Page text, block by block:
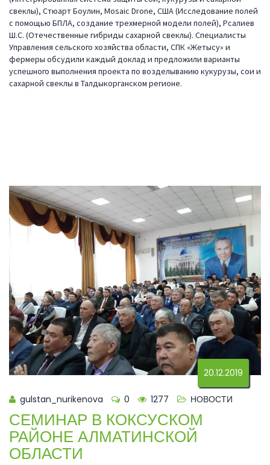
свеклы), Стюарт Боулин, Mosaic Drone, США (Исследование полей
с помощью БПЛА, создание трехмерной модели полей), Рсалиев
Ш.С. (Отечественные гибриды сахарной свеклы). Специалисты
Управления сельского хозяйства области, СПК «Жетысу» и
фермеры обсудили каждый доклад и предложили варианты
успешного выполнения проекта по возделыванию кукурузы, сои и
сахарной свеклы в Талдыкорганском регионе.
20.12.2019
gulstan_nurikenova 0 1277 НОВОСТИ
СЕМИНАР В КОКСУСКОМ
РАЙОНЕ АЛМАТИНСКОЙ
ОБЛАСТИ